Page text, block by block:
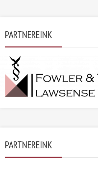
PARTNEREINK
PARTNEREINK